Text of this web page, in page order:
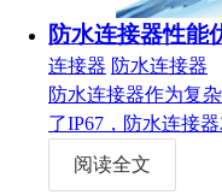
防水连接器性能
连接器 防水连接器
防水连接器作为复
了IP67，防水连接
关键点，为B端的
阅读全文